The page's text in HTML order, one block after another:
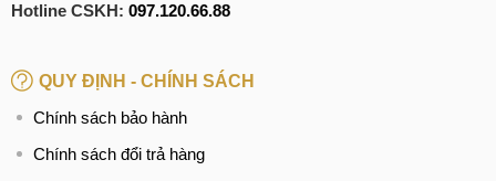
Hotline CSKH: 097.120.66.88
QUY ĐỊNH - CHÍNH SÁCH
Chính sách bảo hành
Chính sách đổi trả hàng